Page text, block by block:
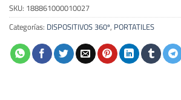
SKU: 188861000010027
Categorías: DISPOSITIVOS 360º, PORTATILES